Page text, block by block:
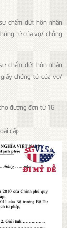
chấm dứt hôn nhân
tử của vợ/ chồng
chấm dứt hôn nhân
chứng tử của vợ/
đương đơn từ 16
cấp